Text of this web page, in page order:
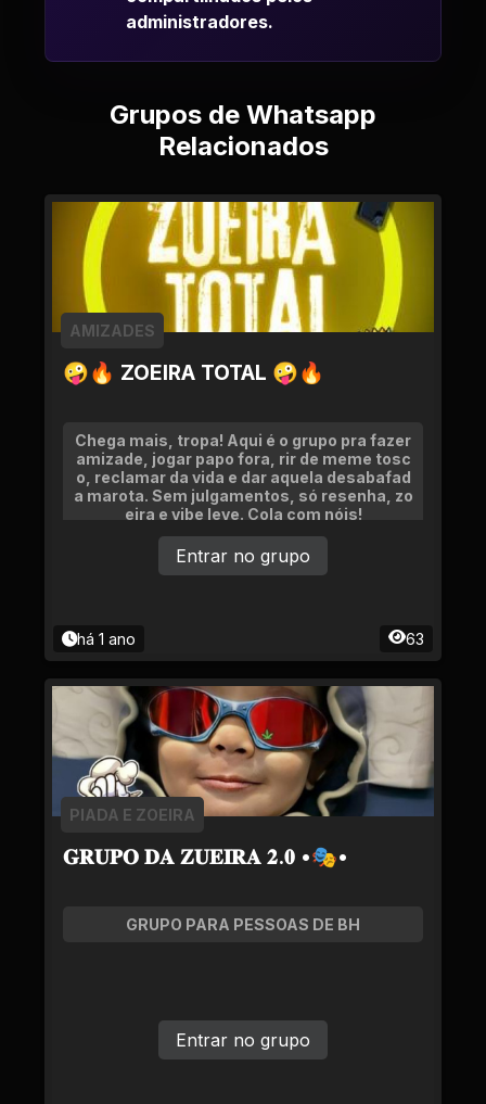
administradores.
Grupos de Whatsapp
Relacionados
🤪🔥 ZOEIRA TOTAL 🤪🔥
AMIZADES
Chega mais, tropa! Aqui é o grupo pra fazer
amizade, jogar papo fora, rir de meme tosc
o, reclamar da vida e dar aquela desabafad
a marota. Sem julgamentos, só resenha, zo
eira e vibe leve. Cola com nóis!
há 1 ano 63
Entrar no grupo
𝐆𝐑𝐔𝐏𝐎 𝐃𝐀 𝐙𝐔𝐄𝐈𝐑𝐀 𝟐.𝟎 •🎭•
PIADA E ZOEIRA
GRUPO PARA PESSOAS DE BH
Entrar no grupo